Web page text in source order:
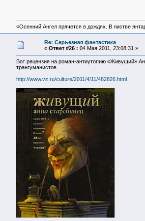
«Осенний Ангел прячется в дождях. В листве
Re: Серьезная фантастика
« Ответ #26 : 04 Мая 2011, 23:08:31 »
Вот рецензия на роман-антиутопию «Живущий»
трангуманистов.
http://www.vz.ru/culture/2011/4/11/482826.html